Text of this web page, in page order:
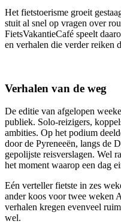
Het fietstoerisme groeit
stuit al snel op vragen over
FietsVakantieCafé speelt
en verhalen die verder reiken
Verhalen van de weg
De editie van afgelopen
publiek. Solo-reizigers,
ambities. Op het podium
door de Pyreneeën, langs de
gepolijste reisverslagen. Wel
het moment waarop een dag
Eén verteller fietste in zes
ander koos voor twee weken
verhalen kregen evenveel
wel.